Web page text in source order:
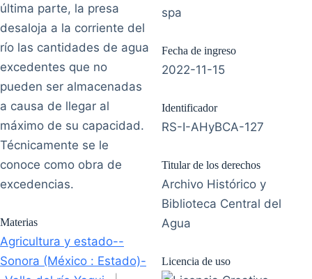
última parte, la presa
desaloja a la corriente del
río las cantidades de agua
excedentes que no
pueden ser almacenadas
a causa de llegar al
máximo de su capacidad.
Técnicamente se le
conoce como obra de
excedencias.
Materias
Agricultura y estado--
Sonora (México : Estado)-
spa
Fecha de ingreso
2022-11-15
Identificador
RS-I-AHyBCA-127
Titular de los derechos
Archivo Histórico y
Biblioteca Central del
Agua
Licencia de uso